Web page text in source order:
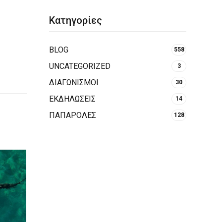
Κατηγορίες
BLOG 558
UNCATEGORIZED 3
ΔΙΑΓΩΝΙΣΜΟΙ 30
ΕΚΔΗΛΩΣΕΙΣ 14
ΠΑΠΑΡΟΛΕΣ 128